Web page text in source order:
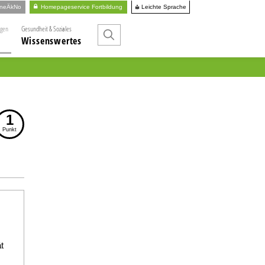
Homepageservice Fortbildung Leichte Sprache
Gesundheit & Soziales
Wissenswertes
1
Punkt